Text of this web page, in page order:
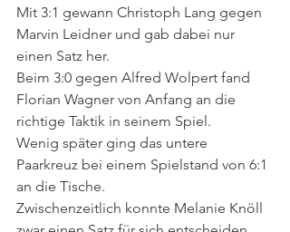
Mit 3:1 gewann Christoph Lang gegen
Marvin Leidner und gab dabei nur
einen Satz her.
Beim 3:0 gegen Alfred Wolpert fand
Florian Wagner von Anfang an die
richtige Taktik in seinem Spiel.
Wenig später ging das untere
Paarkreuz bei einem Spielstand von 6:1
an die Tische.
Zwischenzeitlich konnte Melanie Knöll